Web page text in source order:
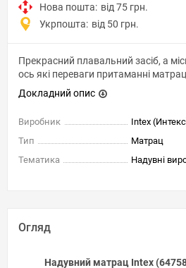
Нова пошта: від 75 грн.
Укрпошта: від 50 грн.
Прекрасний плавальний засіб, а
ось які переваги притаманні
Докладний опис
Виробник
Intex
Тип
Матрац
Тематика
Надувні
Огляд
Надувний матрац Intex